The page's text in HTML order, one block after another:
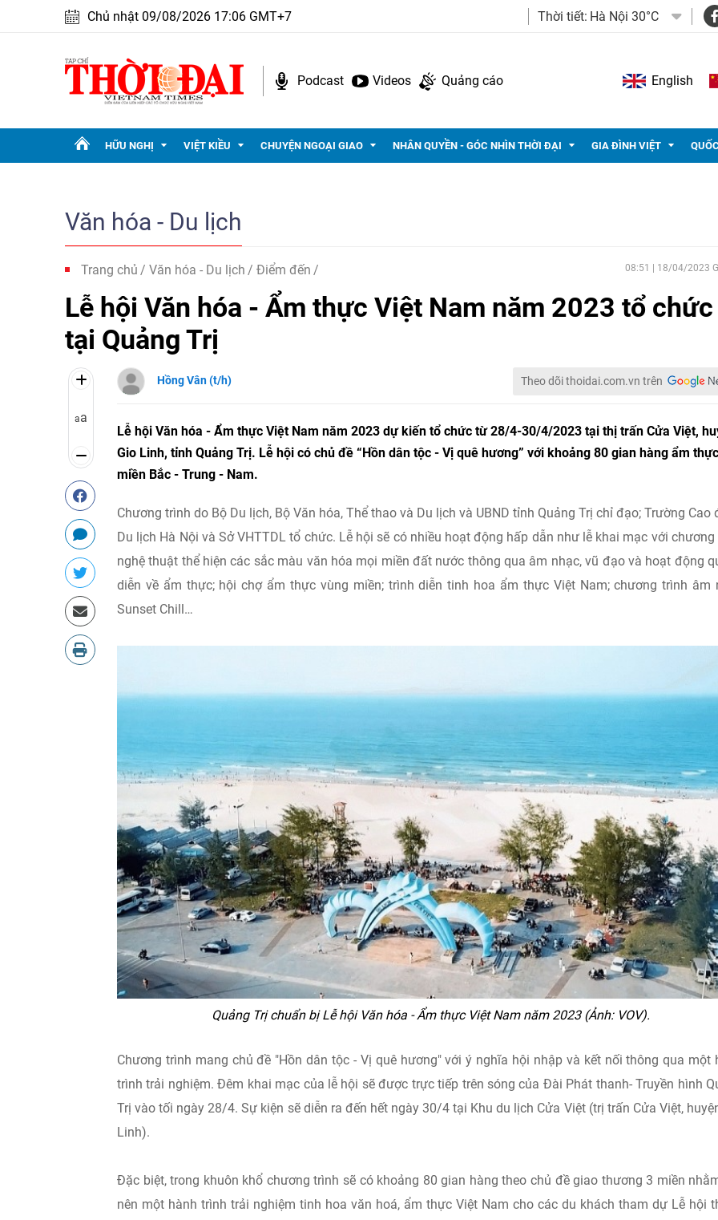
Chủ nhật 09/08/2026 17:06 GMT+7 Thời tiết: Hà Nội 30°C
Podcast Videos Quảng cáo English
HỮU NGHỊ VIỆT KIỀU CHUYỆN NGOẠI GIAO NHÂN QUYỀN - GÓC NHÌN THỜI ĐẠI GIA ĐÌNH VIỆT
Văn hóa - Du lịch
Trang chủ Văn hóa - Du lịch Điểm đến 08:51 | 18/04/2023
Lễ hội Văn hóa - Ẩm thực Việt Nam năm 2023 tổ chức
tại Quảng Trị
aa
Hồng Vân (t/h) Theo dõi thoidai.com.vn trên
Lễ hội Văn hóa - Ẩm thực Việt Nam năm 2023 dự kiến tổ chức từ 28/4-30/4/2023 tại thị trấn Cửa Việt,
Gio Linh, tỉnh Quảng Trị. Lễ hội có chủ đề “Hồn dân tộc - Vị quê hương” với khoảng 80 gian hàng ẩm
miền Bắc - Trung - Nam.
Chương trình do Bộ Du lịch, Bộ Văn hóa, Thể thao và Du lịch và UBND tỉnh Quảng Trị chỉ đạo; Trường Cao
Du lịch Hà Nội và Sở VHTTDL tổ chức. Lễ hội sẽ có nhiều hoạt động hấp dẫn như lễ khai mạc với chương
nghệ thuật thể hiện các sắc màu văn hóa mọi miền đất nước thông qua âm nhạc, vũ đạo và hoạt động
diễn về ẩm thực; hội chợ ẩm thực vùng miền; trình diễn tinh hoa ẩm thực Việt Nam; chương trình âm
Sunset Chill…
Quảng Trị chuẩn bị Lễ hội Văn hóa - Ẩm thực Việt Nam năm 2023 (Ảnh: VOV).
Chương trình mang chủ đề "Hồn dân tộc - Vị quê hương" với ý nghĩa hội nhập và kết nối thông qua một
trình trải nghiệm. Đêm khai mạc của lễ hội sẽ được trực tiếp trên sóng của Đài Phát thanh- Truyền hình
Trị vào tối ngày 28/4. Sự kiện sẽ diễn ra đến hết ngày 30/4 tại Khu du lịch Cửa Việt (trị trấn Cửa Việt,
Linh).
Đặc biệt, trong khuôn khổ chương trình sẽ có khoảng 80 gian hàng theo chủ đề giao thương 3 miền
nên một hành trình trải nghiệm tinh hoa văn hoá, ẩm thực Việt Nam cho các du khách tham dự Lễ hội